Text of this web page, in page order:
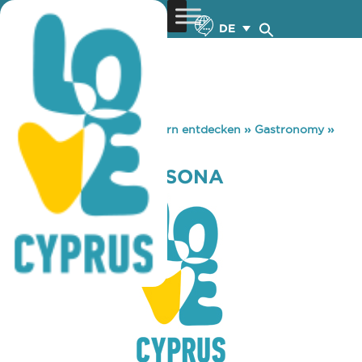
DE
You are here: Home »Zypern entdecken » Gastronomy»
CLOCK CAFE YPSONA
CLOCK CAFE YPSONA